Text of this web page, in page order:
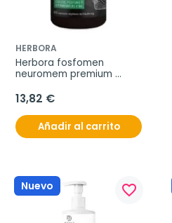
HERBORA
Herbora fosfomen
neuromem premium
13,82 €
Añadir al carrito
Nuevo favorite_border